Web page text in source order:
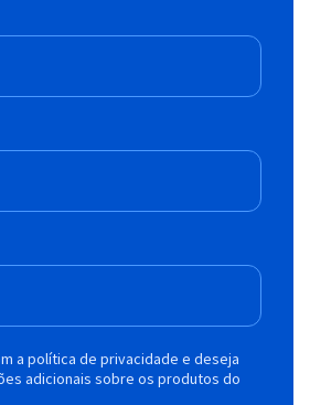
a política de privacidade e deseja
adicionais sobre os produtos do